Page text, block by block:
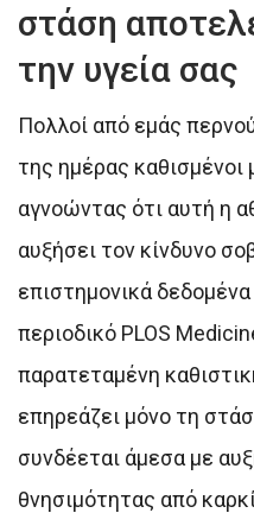
στάση
την υγεία σας
Πολλοί από εμάς
της ημέρας
αγνοώντας ότι αυτή η
αυξήσει τον κίνδυνο
επιστημονικά
περιοδικό PLOS
παρατεταμένη
επηρεάζει μόνο τη
συνδέεται άμεσα με
θνησιμότητας από